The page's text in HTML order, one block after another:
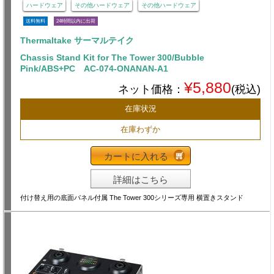
ハードウェア その他ハードウェア その他ハードウェア
送料無料 24時間以内に出荷
Thermaltake サーマルテイク
Chassis Stand Kit for The Tower 300/Bubble
Pink/ABS+PC AC-074-ONANAN-A1
ネット価格： ¥5,880(税込)
在庫状況
在庫わずか
カートに入れる
詳細はこちら
付け替え用の底面パネル付属 The Tower 300シリーズ専用 横置きスタンド